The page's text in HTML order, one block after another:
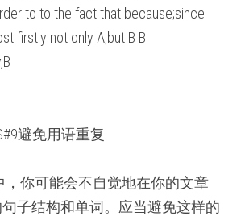
to to the fact that because;since
firstly not only A,but B B
避免用语重复
，你可能会不自觉地在你的文章
子结构和单词。应当避免这样的